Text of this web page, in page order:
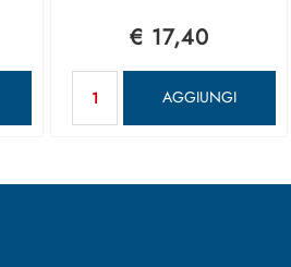
€ 17,40
AGGIUNGI